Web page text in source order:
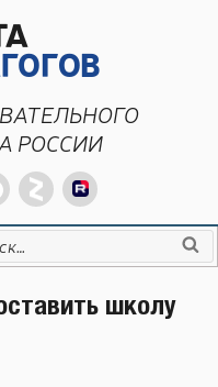
РОССИИ
школу